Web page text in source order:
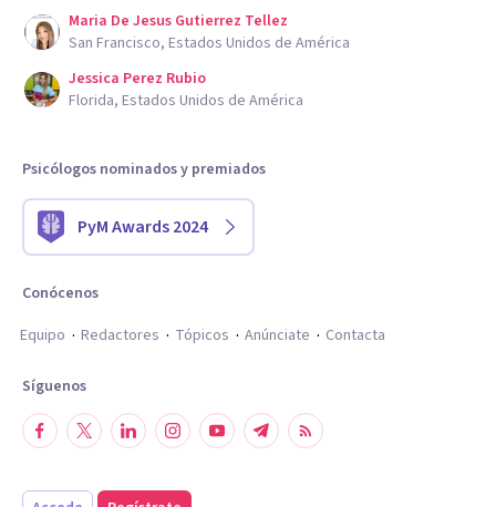
Maria De Jesus Gutierrez Tellez
San Francisco, Estados Unidos de América
Jessica Perez Rubio
Florida, Estados Unidos de América
Psicólogos nominados y premiados
PyM Awards 2024
Conócenos
Equipo
Redactores Tópicos Anúnciate Contacta
Síguenos